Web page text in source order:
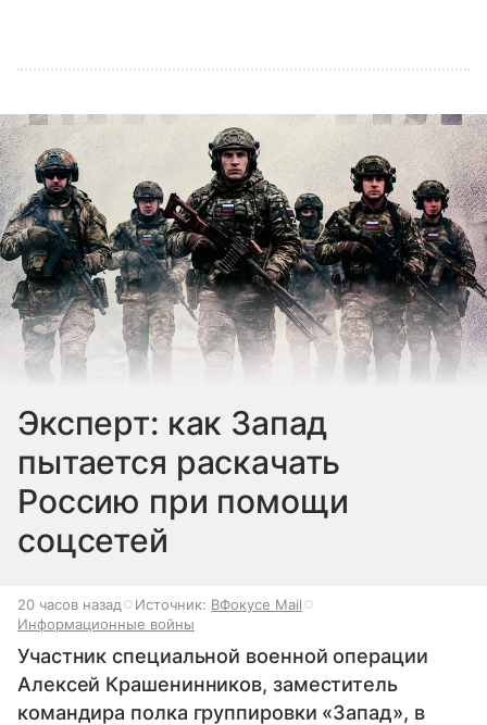
Эксперт: как Запад
пытается раскачать
Россию при помощи
соцсетей
20 часов назад Источник: ВФокусе Mail
Информационные войны
Участник специальной военной операции
Алексей Крашенинников, заместитель
командира полка группировки «Запад», в